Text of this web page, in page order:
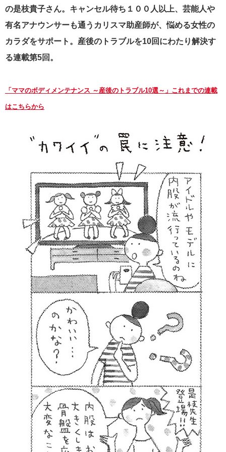
の是枝貴子さん。キャンセル待ち１００人以上、芸能人や
有名アナウンサーも通うカリスマ助産師が、悩める女性の
カラダをサポート。産後のトラブルを10回にわたり解決す
る連載第5回。
「ママのボディメンテナンス ～産後のトラブル10選～」これまでの連載
はこちらから